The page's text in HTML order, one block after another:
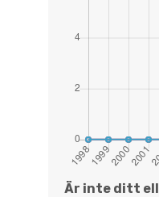
Är inte ditt